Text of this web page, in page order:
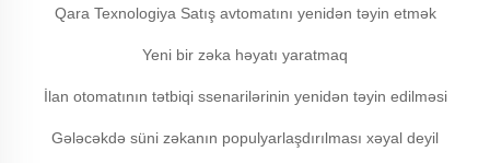
Qara Texnologiya Satış avtomatını yenidən təyin etmək
Yeni bir zəka həyatı yaratmaq
İlan otomatının tətbiqi ssenarilərinin yenidən təyin edilməsi
Gələcəkdə süni zəkanın populyarlaşdırılması xəyal deyil